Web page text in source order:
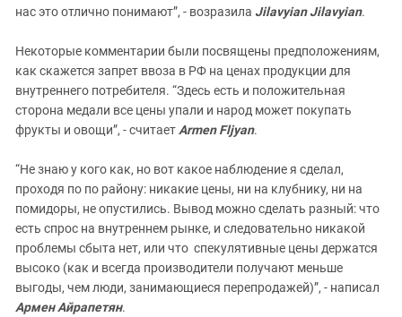
нас это отлично понимают”, - возразила Jilavyian Jilavyian.
Некоторые комментарии были посвящены предположениям,
как скажется запрет ввоза в РФ на ценах продукции для
внутреннего потребителя. “Здесь есть и положительная
сторона медали все цены упали и народ может покупать
фрукты и овощи”, - считает Armen Fljyan.
“Не знаю у кого как, но вот какое наблюдение я сделал,
проходя по по району: никакие цены, ни на клубнику, ни на
помидоры, не опустились. Вывод можно сделать разный: что
есть спрос на внутреннем рынке, и следовательно никакой
проблемы сбыта нет, или что спекулятивные цены держатся
высоко (как и всегда производители получают меньше
выгоды, чем люди, занимающиеся перепродажей)”, - написал
Армен Айрапетян.